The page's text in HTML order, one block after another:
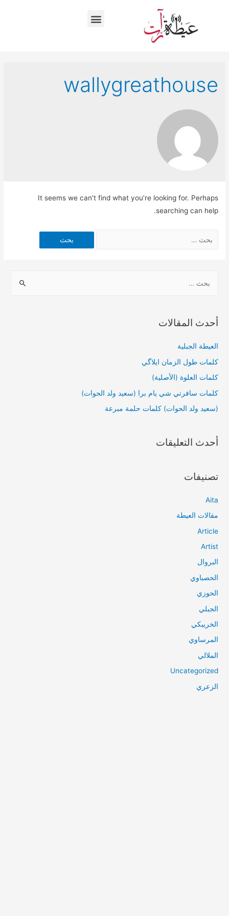
wallygreathouse
It seems we can’t find what you’re looking for. Perhaps
searching can help.
أحدث المقالات
العيطة الجبلية
كلمات طول الزمان ايلاگي
كلمات العلوة (الأصلية)
كلمات سافرتي شي يام برا (سعيد ولد الحوات)
(سعيد ولد الحوات) كلمات حلمة مبرعة
أحدث التعليقات
تصنيفات
Aita
مقالات العيطة
Article
Artist
البروال
الحصباوي
الحوزي
الجبلي
الخريبكي
المرساوي
الملالي
Uncategorized
الزعري